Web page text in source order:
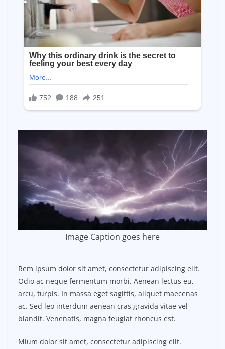
Image Caption goes here
Rem ipsum dolor sit amet, consectetur adipiscing elit.
Odio ac neque fermentum morbi. Aenean lectus eu,
arcu, turpis. In massa eget sagittis, aliquet maecenas
ac. Sed leo interdum aenean cras gravida vitae vel
blandit. Venenatis, magna feugiat rhoncus est.
Mium dolor sit amet, consectetur adipiscing elit.